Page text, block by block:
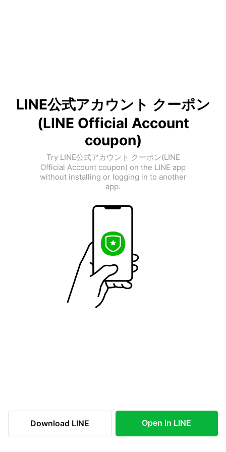
LINE公式アカウント クーポン
(LINE Official Account
coupon)
Try LINE公式アカウント クーポン(LINE
Official Account coupon) on the LINE app
without installing or logging in to another
app.
Download LINE Open in LINE